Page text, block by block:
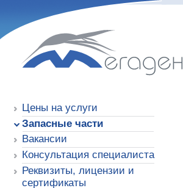
Мегадента Сервис
Цены на услуги
Запасные части
Вакансии
Консультация специалиста
Реквизиты, лицензии и
сертификаты